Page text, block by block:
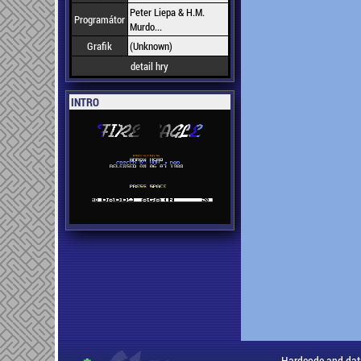
Programátor Peter Liepa & H.M.
Murdo...
Grafik
(Unknown)
detail hry
INTRO